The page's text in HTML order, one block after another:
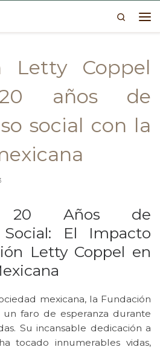
Search
Letty Coppel
años de
social con la
20 Años de
Social: El Impacto
Letty Coppel en
mexicana, la Fundación
faro de esperanza durante
Su incansable dedicación a
tocado innumerables vidas,